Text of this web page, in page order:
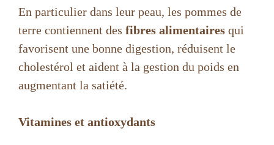
En particulier dans leur peau, les pommes de
terre contiennent des fibres alimentaires qui
favorisent une bonne digestion, réduisent le
cholestérol et aident à la gestion du poids en
augmentant la satiété.
Vitamines et antioxydants